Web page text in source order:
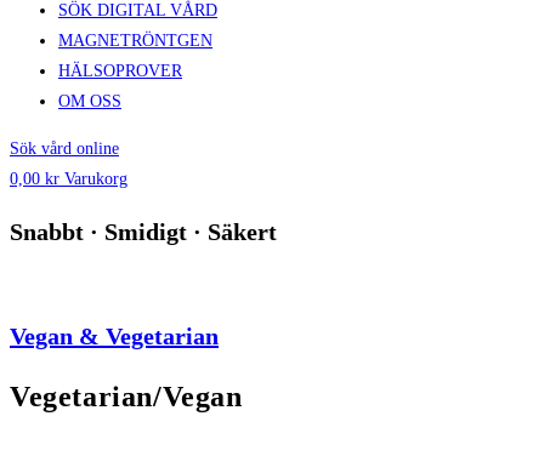
SÖK DIGITAL VÅRD
MAGNETRÖNTGEN
HÄLSOPROVER
OM OSS
Sök vård online
0,00 kr Varukorg
Snabbt · Smidigt · Säkert
Vegan & Vegetarian
Vegetarian/Vegan